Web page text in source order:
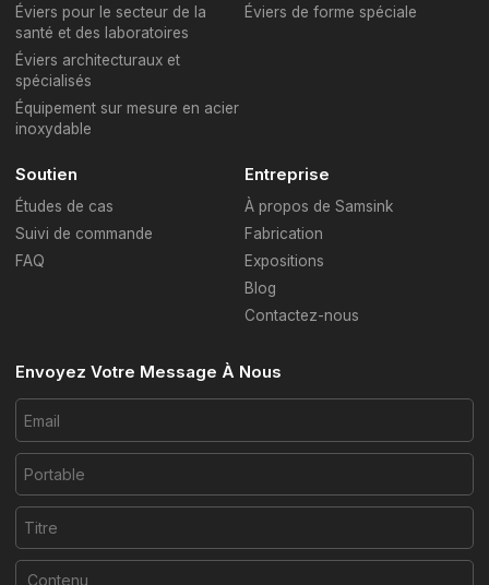
Éviers pour le secteur de la
santé et des laboratoires
Éviers architecturaux et
spécialisés
Équipement sur mesure en acier
inoxydable
Éviers de forme spéciale
Soutien
Études de cas
Suivi de commande
FAQ
Entreprise
À propos de Samsink
Fabrication
Expositions
Blog
Contactez-nous
Envoyez Votre Message À Nous